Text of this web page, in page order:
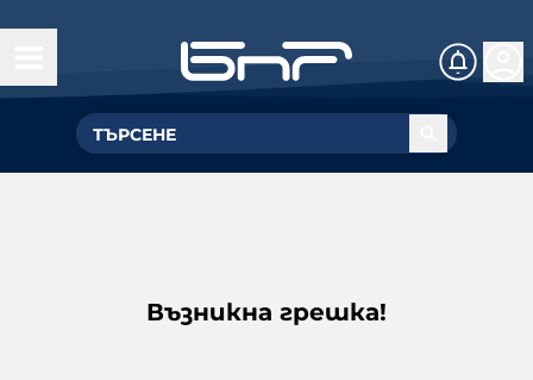
Възникна грешка!